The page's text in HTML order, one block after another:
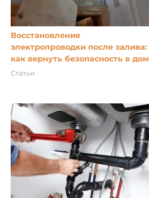
Восстановление
электропроводки после залива:
как вернуть безопасность в дом
Статьи